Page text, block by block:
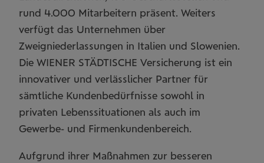
rund 4.000 Mitarbeitern präsent. Weiters
verfügt das Unternehmen über
Zweigniederlassungen in Italien und Slowenien.
Die WIENER STÄDTISCHE Versicherung ist ein
innovativer und verlässlicher Partner für
sämtliche Kundenbedürfnisse sowohl in
privaten Lebenssituationen als auch im
Gewerbe- und Firmenkundenbereich.
Aufgrund ihrer Maßnahmen zur besseren